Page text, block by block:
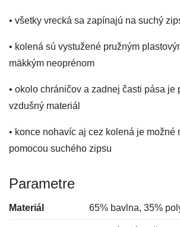
• všetky vrecká sa zapínajú na suchý
• kolená sú vystužené pružným
mäkkým neoprénom
• okolo chráničov a zadnej časti pása je
vzdušný materiál
• konce nohavíc aj cez kolená je možné
pomocou suchého zipsu
Parametre
Materiál 65% bavlna, 35%